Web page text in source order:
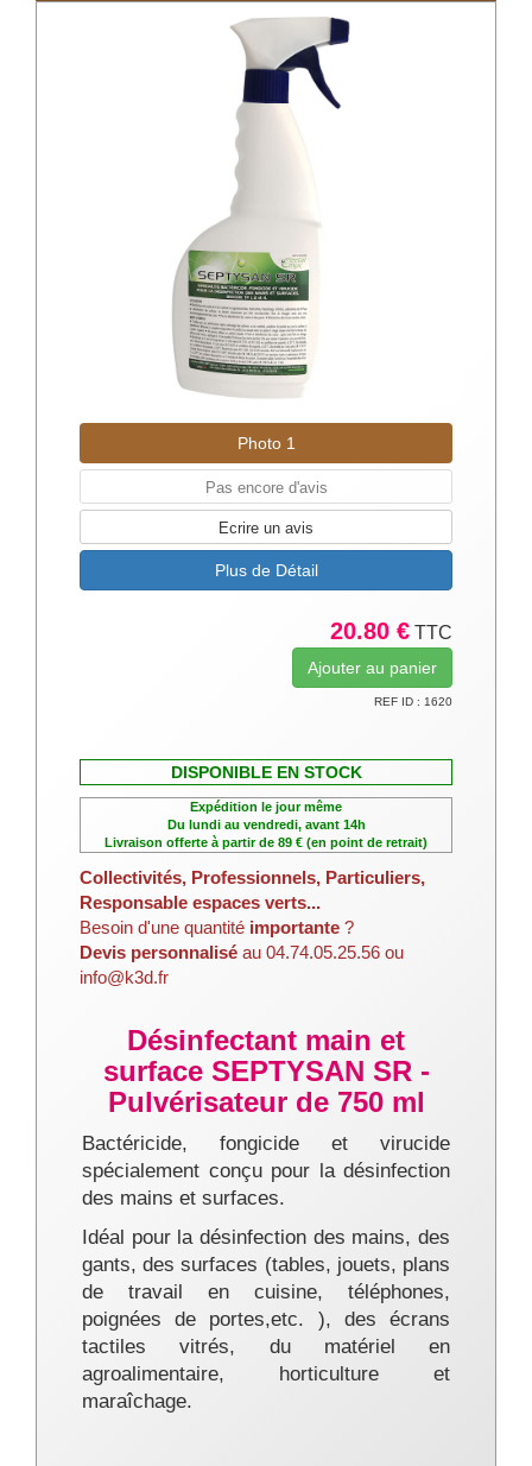
Photo 1
Pas encore d'avis
Ecrire un avis
Plus de Détail
20.80 € TTC
REF ID : 1620
DISPONIBLE EN STOCK
Expédition le jour même
Du lundi au vendredi, avant 14h
Livraison offerte à partir de 89 € (en point de retrait)
Collectivités, Professionnels, Particuliers,
Responsable espaces verts...
Besoin d'une quantité importante ?
Devis personnalisé au 04.74.05.25.56 ou
info@k3d.fr
Désinfectant main et
surface SEPTYSAN SR -
Pulvérisateur de 750 ml
Bactéricide, fongicide et virucide
spécialement conçu pour la désinfection
des mains et surfaces.
Idéal pour la désinfection des mains, des
gants, des surfaces (tables, jouets, plans
de travail en cuisine, téléphones,
poignées de portes,etc. ), des écrans
tactiles vitrés, du matériel en
agroalimentaire, horticulture et
maraîchage.